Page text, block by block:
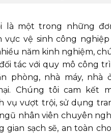
là một trong những
vực vệ sinh công
năm kinh nghiệm,
tác với quy mô công
phòng, nhà máy, nhà
Chúng tôi cam kết
vụ vượt trội, sử dụng
nhân viên chuyên
gian sạch sẽ, an toàn